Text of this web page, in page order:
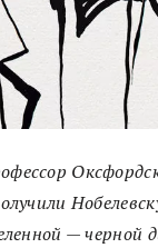
— черной